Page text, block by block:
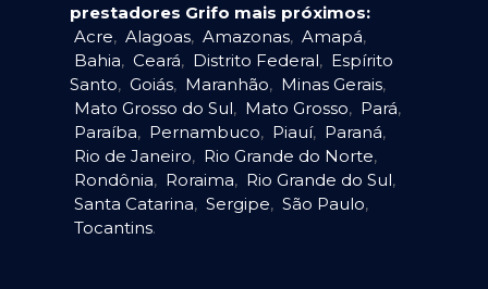
prestadores Grifo mais próximos:
Acre, Alagoas, Amazonas, Amapá,
Bahia, Ceará, Distrito Federal, Espírito
Santo, Goiás, Maranhão, Minas Gerais,
Mato Grosso do Sul, Mato Grosso, Pará,
Paraíba, Pernambuco, Piauí, Paraná,
Rio de Janeiro, Rio Grande do Norte,
Rondônia, Roraima, Rio Grande do Sul,
Santa Catarina, Sergipe, São Paulo,
Tocantins.